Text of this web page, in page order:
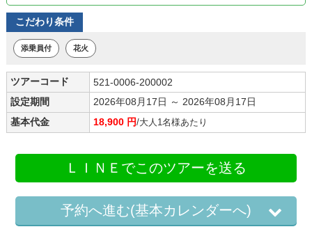
こだわり条件
添乗員付 花火
ツアーコード
521-0006-200002
設定期間
2026年08月17日 ～ 2026年08月17日
基本代金
18,900 円/大人1名様あたり
ＬＩＮＥでこのツアーを送る
予約へ進む(基本カレンダーへ)